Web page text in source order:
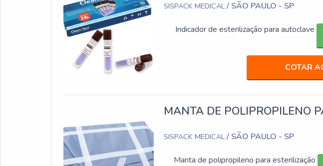
SISPACK MEDICAL/ SÃO PAULO - SP
Indicador de esterilização para autoclave
COTAR
MANTA DE POLIPROPILENO
SISPACK MEDICAL/ SÃO PAULO - SP
Manta de polipropileno para esterilização